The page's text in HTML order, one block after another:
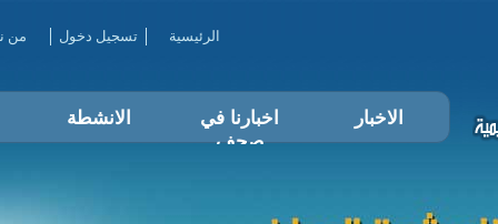
الرئيسية تسجيل دخول من
الاخبار
اخبارنا في
صحف
الانشطة